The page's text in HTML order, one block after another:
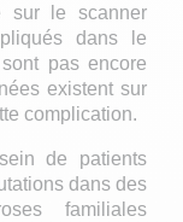
sur le scanner
dans le
pas encore
existent sur
complication.
de patients
dans des
familiales